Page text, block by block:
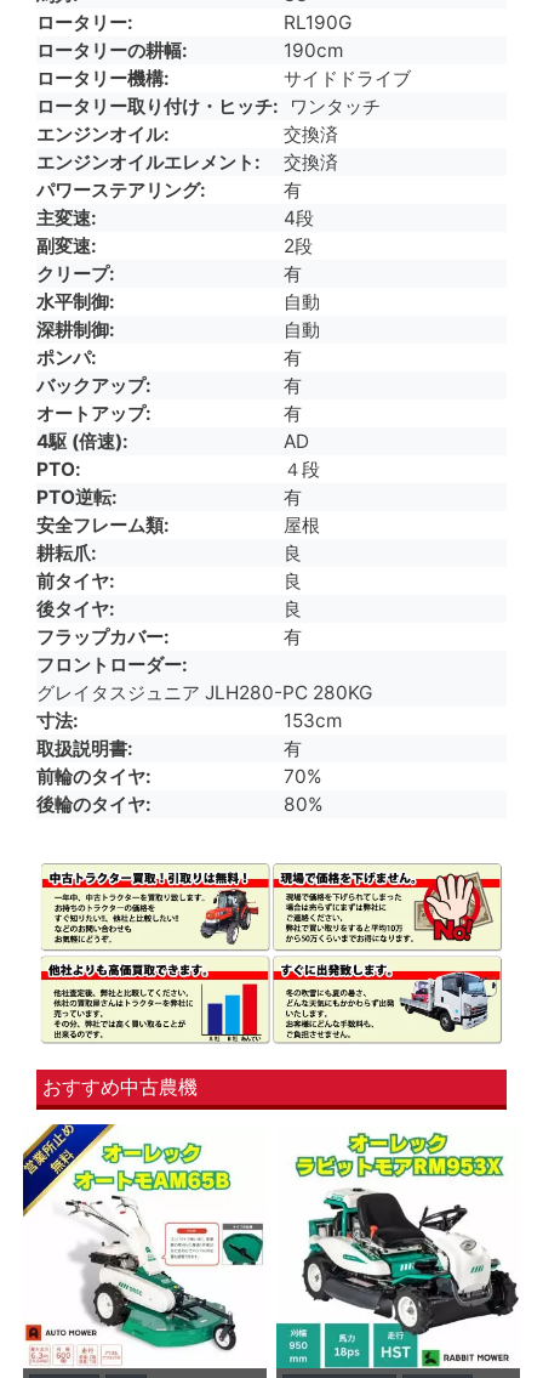
ロータリー
RL190G
ロータリーの耕幅
190cm
ロータリー機構
サイドドライブ
ロータリー取り付け・ヒッチ
ワンタッチ
エンジンオイル
交換済
エンジンオイルエレメント
交換済
パワーステアリング
有
主変速
4段
副変速
2段
クリープ
有
水平制御
自動
深耕制御
自動
ポンパ
有
バックアップ
有
オートアップ
有
4駆 (倍速)
AD
PTO
４段
PTO逆転
有
安全フレーム類
屋根
耕耘爪
良
前タイヤ
良
後タイヤ
良
フラップカバー
有
フロントローダー
グレイタスジュニア JLH280-PC 280KG
寸法
153cm
取扱説明書
有
前輪のタイヤ
70%
後輪のタイヤ
80%
おすすめ中古農機